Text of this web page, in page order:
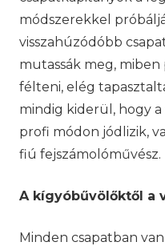
módszerekkel
visszahúzódóbb
mutassák meg,
félteni, elég
mindig kiderül, hogy a
profi módon jódlizik,
fiú fejszámolóművész.
A kígyóbűvölőktől a
Minden csapatban